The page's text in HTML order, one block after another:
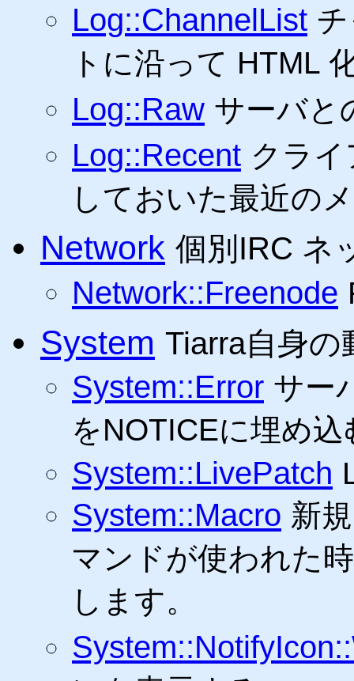
Log::ChannelList
トに沿って HTML
Log::Raw サーバと
Log::Recent クラ
しておいた最近の
Network 個別IRC ネ
Network::Freenode
System Tiarra自身
System::Error サー
をNOTICEに埋め込
System::LivePatch
System::Macro 新
マンドが使われた
します。